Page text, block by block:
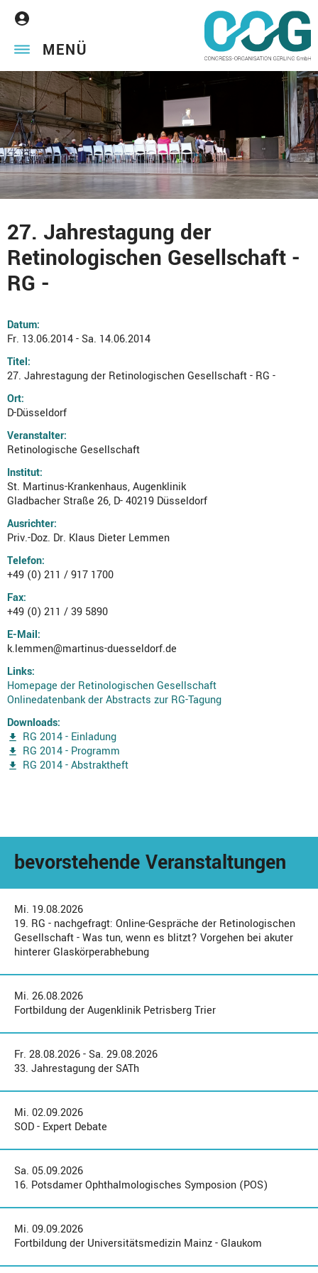
MENÜ
27. Jahrestagung der
Retinologischen Gesellschaft -
RG -
Datum:
Fr. 13.06.2014 - Sa. 14.06.2014
Titel:
27. Jahrestagung der Retinologischen Gesellschaft - RG -
Ort:
D-Düsseldorf
Veranstalter:
Retinologische Gesellschaft
Institut:
St. Martinus-Krankenhaus, Augenklinik
Gladbacher Straße 26, D- 40219 Düsseldorf
Ausrichter:
Priv.-Doz. Dr. Klaus Dieter Lemmen
Telefon:
+49 (0) 211 / 917 1700
Fax:
+49 (0) 211 / 39 5890
E-Mail:
k.lemmen@martinus-duesseldorf.de
Links:
Homepage der Retinologischen Gesellschaft
Onlinedatenbank der Abstracts zur RG-Tagung
Downloads:
RG 2014 - Einladung
RG 2014 - Programm
RG 2014 - Abstraktheft
bevorstehende Veranstaltungen
Mi. 19.08.2026
19. RG - nachgefragt: Online-Gespräche der Retinologischen
Gesellschaft - Was tun, wenn es blitzt? Vorgehen bei akuter
hinterer Glaskörperabhebung
Mi. 26.08.2026
Fortbildung der Augenklinik Petrisberg Trier
Fr. 28.08.2026 - Sa. 29.08.2026
33. Jahrestagung der SATh
Mi. 02.09.2026
SOD - Expert Debate
Sa. 05.09.2026
16. Potsdamer Ophthalmologisches Symposion (POS)
Mi. 09.09.2026
Fortbildung der Universitätsmedizin Mainz - Glaukom